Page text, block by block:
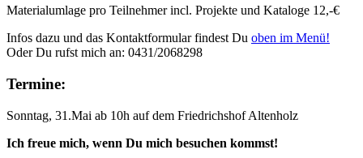
Materialumlage pro Teilnehmer incl. Projekte und Kataloge 12,-€
Infos dazu und das Kontaktformular findest Du oben im Menü!
Oder Du rufst mich an: 0431/2068298
Termine:
Sonntag, 31.Mai ab 10h auf dem Friedrichshof Altenholz
Ich freue mich, wenn Du mich besuchen kommst!